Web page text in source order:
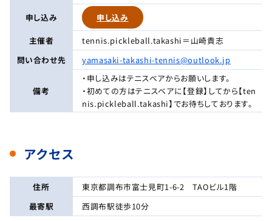
申し込み
申し込み
主催者
tennis.pickleball.takashi＝山崎貴志
問い合わせ先
yamasaki-takashi-tennis@outlook.jp
備考
・申し込みはテニスベアからお願いします。
・初めての方はテニスベアに【登録】してから【ten
nis.pickleball.takashi】でお待ちしております。
アクセス
住所
東京都調布市富士見町1-6-2 TAOビル1階
最寄駅
西調布駅徒歩10分